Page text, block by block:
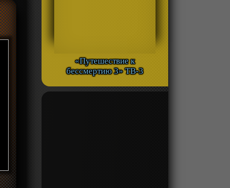
«Путешествие к
бессмертию 3» ТВ-3